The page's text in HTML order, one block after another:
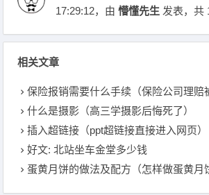
17:29:12，由懵懂先生 发表，共
相关文章
保险报销需要什么手续（保险公司理赔
什么是摄影（高三学摄影后悔死了）
插入超链接（ppt超链接直接进入网页）
好文: 北站坐车金堂多少钱
蛋黄月饼的做法及配方（怎样做蛋黄月